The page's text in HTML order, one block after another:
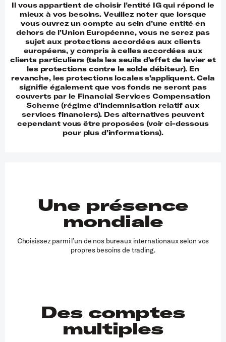
Il vous appartient de choisir l’entité IG qui répond le
mieux à vos besoins. Veuillez noter que lorsque
vous ouvrez un compte au sein d’une entité en
dehors de l’Union Européenne, vous ne serez pas
sujet aux protections accordées aux clients
européens, y compris à celles accordées aux
clients particuliers (tels les seuils d'effet de levier et
les protections contre le solde débiteur). En
revanche, les protections locales s’appliquent. Cela
signifie également que vos fonds ne seront pas
couverts par le Financial Services Compensation
Scheme (régime d’indemnisation relatif aux
services financiers). Des alternatives peuvent
cependant vous être proposées (voir ci-dessous
pour plus d’informations).
Une présence
mondiale
Choisissez parmi l’un de nos bureaux internationaux selon vos
propres besoins de trading.
Des comptes
multiples